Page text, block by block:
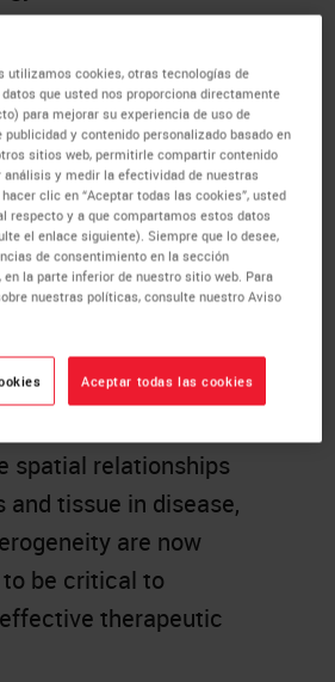
research
area towards
Multiplexing
need for researchers
biomarkers
or nucleic acid
locations
sample. The
through
spatial relationships
and tissue in disease,
are now
be critical to
therapeutic
utilizamos cookies, otras tecnologías de
que usted nos proporciona directamente
para mejorar su experiencia de uso de
y contenido personalizado basado en
sitios web, permitirle compartir contenido
y medir la efectividad de nuestras
clic en “Aceptar todas las cookies”, usted
respecto y a que compartamos estos datos
el enlace siguiente). Siempre que lo desee,
de consentimiento en la sección
en la parte inferior de nuestro sitio web. Para
nuestras políticas, consulte nuestro Aviso
Aceptar todas las cookies